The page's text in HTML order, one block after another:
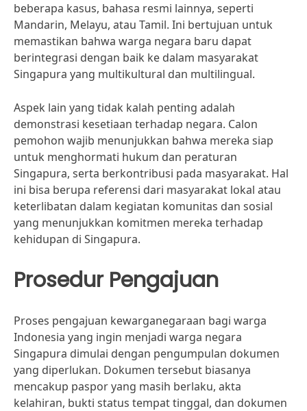
beberapa kasus, bahasa resmi lainnya, seperti
Mandarin, Melayu, atau Tamil. Ini bertujuan untuk
memastikan bahwa warga negara baru dapat
berintegrasi dengan baik ke dalam masyarakat
Singapura yang multikultural dan multilingual.
Aspek lain yang tidak kalah penting adalah
demonstrasi kesetiaan terhadap negara. Calon
pemohon wajib menunjukkan bahwa mereka siap
untuk menghormati hukum dan peraturan
Singapura, serta berkontribusi pada masyarakat. Hal
ini bisa berupa referensi dari masyarakat lokal atau
keterlibatan dalam kegiatan komunitas dan sosial
yang menunjukkan komitmen mereka terhadap
kehidupan di Singapura.
Prosedur Pengajuan
Proses pengajuan kewarganegaraan bagi warga
Indonesia yang ingin menjadi warga negara
Singapura dimulai dengan pengumpulan dokumen
yang diperlukan. Dokumen tersebut biasanya
mencakup paspor yang masih berlaku, akta
kelahiran, bukti status tempat tinggal, dan dokumen